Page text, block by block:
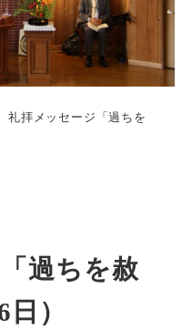
礼拝メッセージ「過ちを
過ちを赦
）